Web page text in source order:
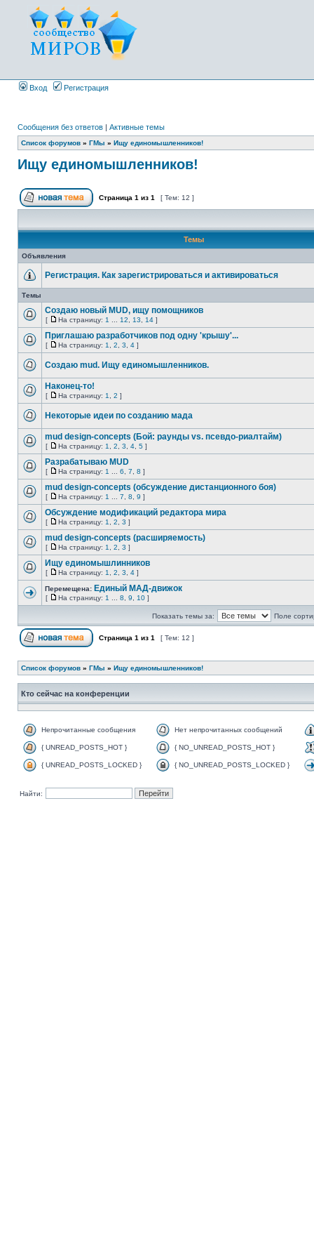
Вход Регистрация
Сообщения без ответов | Активные темы
Список форумов » ГМы » Ищу единомышленников!
Ищу единомышленников!
Страница 1 из 1 [ Тем: 12 ]
Темы
Объявления
Регистрация. Как зарегистрироваться и активироваться
Темы
Создаю новый MUD, ищу помощников
[ На страницу: 1 12 13 14 ]
Приглашаю разработчиков под одну 'крышу'...
[ На страницу: 1 2 3 4 ]
Создаю mud. Ищу единомышленников.
Наконец-то!
[ На страницу: 1 2 ]
Некоторые идеи по созданию мада
mud design-concepts (Бой: раунды vs. псевдо-риалтайм)
[ На страницу: 1 2 3 4 5 ]
Разрабатываю MUD
[ На страницу: 1 6 7 8 ]
mud design-concepts (обсуждение дистанционного боя)
[ На страницу: 1 7 8 9 ]
Обсуждение модификаций редактора мира
[ На страницу: 1 2 3 ]
mud design-concepts (расширяемость)
[ На страницу: 1 2 3 ]
Ищу единомышлинников
[ На страницу: 1 2 3 4 ]
Перемещена: Единый МАД-движок
[ На страницу: 1 8 9 10 ]
Показать темы за: Поле
Страница 1 из 1 [ Тем: 12 ]
Список форумов » ГМы » Ищу единомышленников!
Кто сейчас на конференции
Непрочитанные сообщения Нет непрочитанных сообщений
{ UNREAD_POSTS_HOT } { NO_UNREAD_POSTS_HOT }
{ UNREAD_POSTS_LOCKED } { NO_UNREAD_POSTS_LOCKED }
Найти: